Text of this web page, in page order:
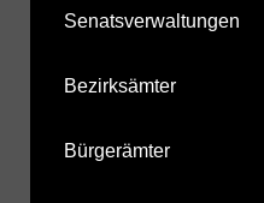
Senatsverwaltungen
Bezirksämter
Bürgerämter